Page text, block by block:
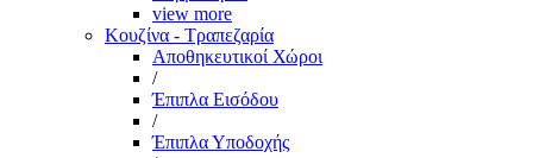
view more
Κουζίνα - Τραπεζαρία
Αποθηκευτικοί Χώροι
/
Έπιπλα Εισόδου
/
Έπιπλα Υποδοχής